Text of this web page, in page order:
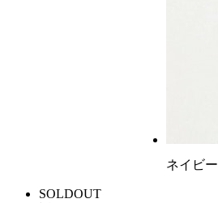
ネイビー
SOLDOUT